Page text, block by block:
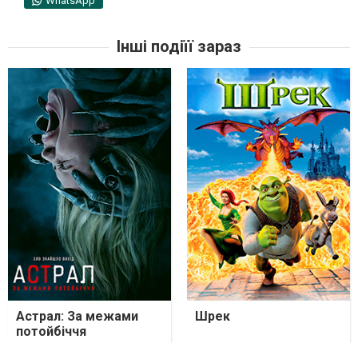
Інші подіїї зараз
Астрал: За межами
потойбіччя
Шрек